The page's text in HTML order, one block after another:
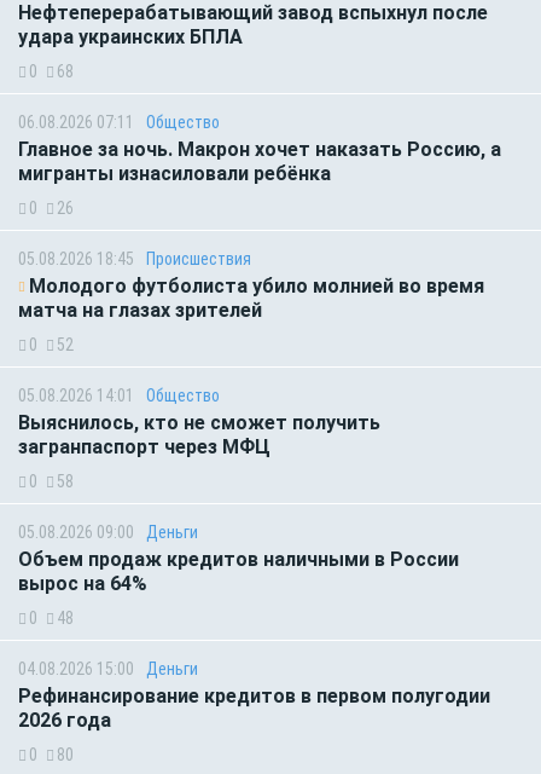
Нефтеперерабатывающий завод вспыхнул после
удара украинских БПЛА
0 68
06.08.2026 07:11 Общество
Главное за ночь. Макрон хочет наказать Россию, а
мигранты изнасиловали ребёнка
0 26
05.08.2026 18:45 Происшествия
Молодого футболиста убило молнией во время
матча на глазах зрителей
0 52
05.08.2026 14:01 Общество
Выяснилось, кто не сможет получить
загранпаспорт через МФЦ
0 58
05.08.2026 09:00 Деньги
Объем продаж кредитов наличными в России
вырос на 64%
0 48
04.08.2026 15:00 Деньги
Рефинансирование кредитов в первом полугодии
2026 года
0 80